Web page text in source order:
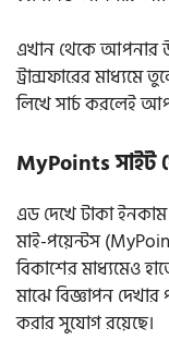
এখান থেকে আপনার
ট্রান্সফারের মাধ্যমে
লিখে সার্চ করলেই
MyPoints সাইট
এড দেখে টাকা
মাই-পয়েন্টস
বিকাশের মাধ্যমেও
মাঝে বিজ্ঞাপন
করার সুযোগ রয়েছে।